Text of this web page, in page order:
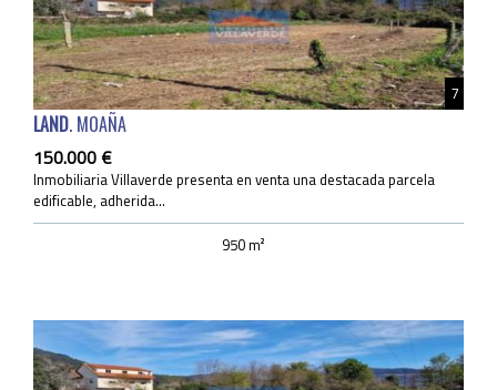
7
LAND. MOAÑA
150.000 €
Inmobiliaria Villaverde presenta en venta una destacada parcela
edificable, adherida...
950 m²